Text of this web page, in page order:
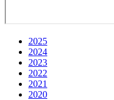
2025
2024
2023
2022
2021
2020